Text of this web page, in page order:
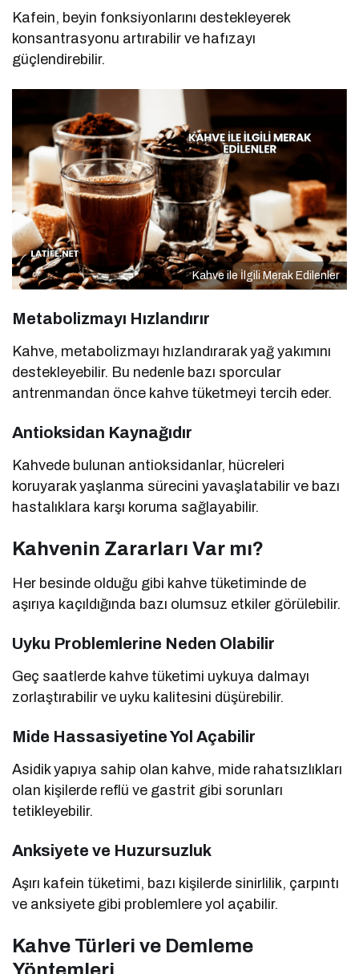
Kafein, beyin fonksiyonlarını destekleyerek
konsantrasyonu artırabilir ve hafızayı
güçlendirebilir.
Kahve ile İlgili Merak Edilenler
Metabolizmayı Hızlandırır
Kahve, metabolizmayı hızlandırarak yağ yakımını
destekleyebilir. Bu nedenle bazı sporcular
antrenmandan önce kahve tüketmeyi tercih eder.
Antioksidan Kaynağıdır
Kahvede bulunan antioksidanlar, hücreleri
koruyarak yaşlanma sürecini yavaşlatabilir ve bazı
hastalıklara karşı koruma sağlayabilir.
Kahvenin Zararları Var mı?
Her besinde olduğu gibi kahve tüketiminde de
aşırıya kaçıldığında bazı olumsuz etkiler görülebilir.
Uyku Problemlerine Neden Olabilir
Geç saatlerde kahve tüketimi uykuya dalmayı
zorlaştırabilir ve uyku kalitesini düşürebilir.
Mide Hassasiyetine Yol Açabilir
Asidik yapıya sahip olan kahve, mide rahatsızlıkları
olan kişilerde reflü ve gastrit gibi sorunları
tetikleyebilir.
Anksiyete ve Huzursuzluk
Aşırı kafein tüketimi, bazı kişilerde sinirlilik, çarpıntı
ve anksiyete gibi problemlere yol açabilir.
Kahve Türleri ve Demleme
Yöntemleri